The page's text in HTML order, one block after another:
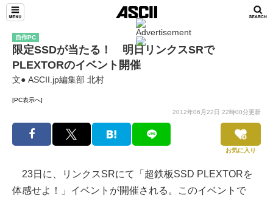
自作PC
限定SSDが当たる！ 明日リンクスSRで
PLEXTORのイベント開催
文● ASCII.jp編集部 北村
[PC表示へ]
2012年06月22日 22時00分更新
お気に入り
23日に、リンクスSRにて「超鉄板SSD PLEXTORを
体感せよ！」イベントが開催される。このイベントで